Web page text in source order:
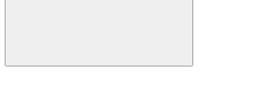
Buscar